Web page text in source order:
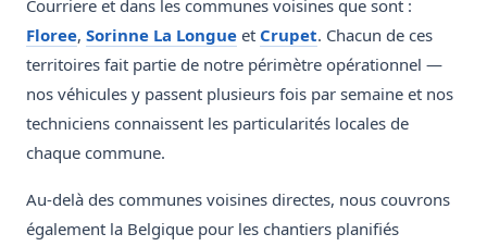
Courriere et dans les communes voisines que sont :
Floree, Sorinne La Longue et Crupet. Chacun de ces
territoires fait partie de notre périmètre opérationnel —
nos véhicules y passent plusieurs fois par semaine et nos
techniciens connaissent les particularités locales de
chaque commune.
Au-delà des communes voisines directes, nous couvrons
également la Belgique pour les chantiers planifiés